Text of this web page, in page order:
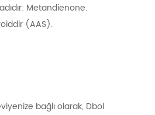
Metandienone.
(AAS).
bağlı olarak, Dbol